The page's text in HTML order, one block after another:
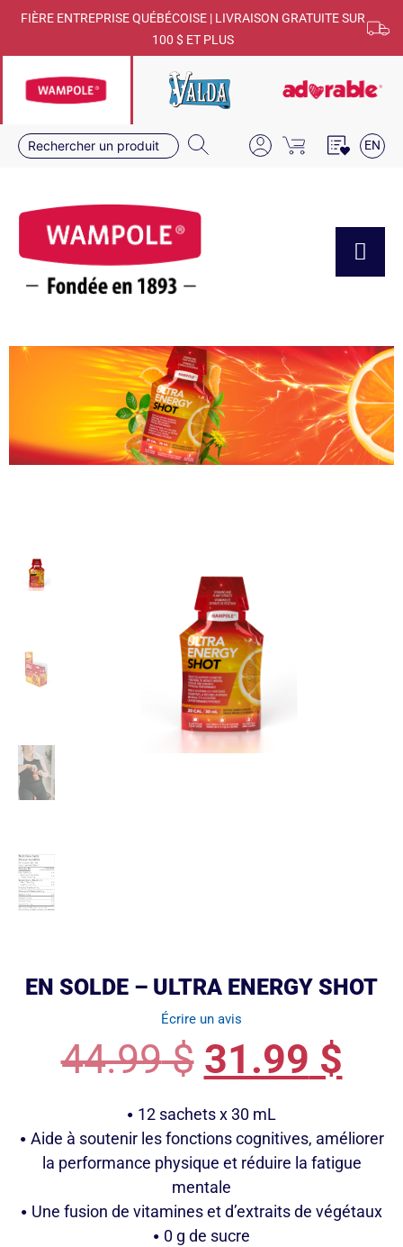
FIÈRE ENTREPRISE QUÉBÉCOISE | LIVRAISON GRATUITE SUR
100 $ ET PLUS
EN
EN SOLDE – ULTRA ENERGY SHOT
Écrire un avis
44.99$ 31.99 $
12 sachets x 30 mL
Aide à soutenir les fonctions cognitives, améliorer
la performance physique et réduire la fatigue
mentale
Une fusion de vitamines et d’extraits de végétaux
0 g de sucre